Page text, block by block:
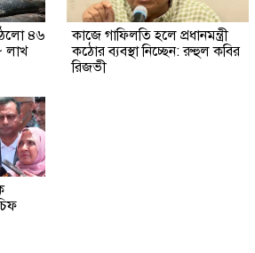
৪৬
লাখ
কাজে গাফিলতি হলে প্রধানমন্ত্রী
কঠোর ব্যবস্থা নিচ্ছেন: রুহুল কবির
রিজভী